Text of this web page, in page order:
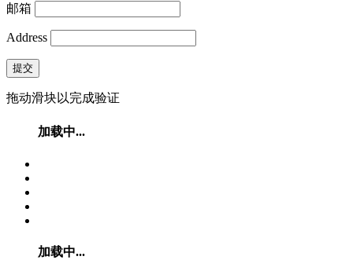
邮箱
Address
提交
拖动滑块以完成验证
加载中...
加载中...